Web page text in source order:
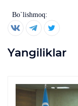
Bo`lishmoq:
Yangiliklar